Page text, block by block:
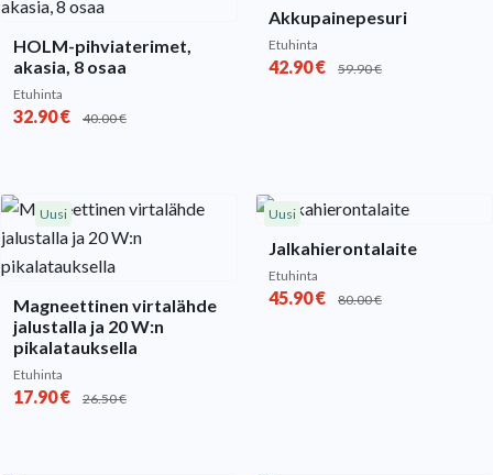
HOLM-pihviaterimet,
akasia, 8 osaa
Etuhinta
32.90€ 40.00€
Akkupainepesuri
Etuhinta
42.90€ 59.90€
Uusi
Magneettinen virtalähde
jalustalla ja 20 W:n
pikalatauksella
Etuhinta
17.90€ 26.50€
Uusi
Jalkahierontalaite
Etuhinta
45.90€ 80.00€